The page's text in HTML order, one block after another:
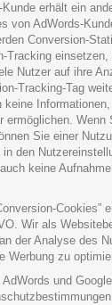
erhält ein
von AdWords-
Conversion-
Tracking
Nutzer auf ihre
Tracking-Tag
keine
ermöglichen.
Sie einer
den
keine
Cookies”
Wir als
der Analyse des
Werbung zu
und